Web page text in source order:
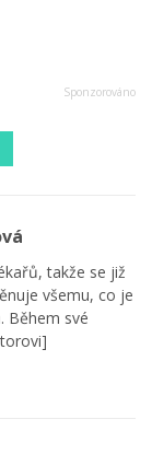
takže se již
všemu, co je
Během své